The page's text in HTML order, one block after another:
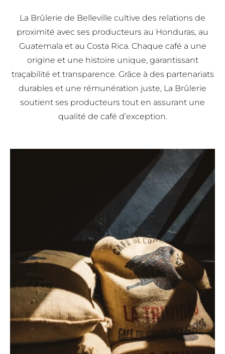
La Brûlerie de Belleville cultive des relations de
proximité avec ses producteurs au Honduras, au
Guatemala et au Costa Rica. Chaque café a une
origine et une histoire unique, garantissant
traçabilité et transparence. Grâce à des partenariats
durables et une rémunération juste, La Brûlerie
soutient ses producteurs tout en assurant une
qualité de café d’exception.